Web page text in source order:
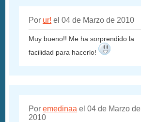
Por ur! el 04 de Marzo de 2010
Muy bueno!! Me ha sorprendido la
facilidad para hacerlo!
Poremedinaa el 04 de Marzo de
2010